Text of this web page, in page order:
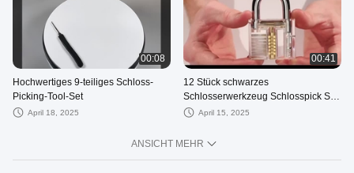
00:08
Hochwertiges 9-teiliges Schloss-
Picking-Tool-Set
April 18, 2025
00:41
12 Stück schwarzes
Schlosserwerkzeug Schlosspick Set
Transparentes Schlosspick-
April 15, 2025
ANSICHT MEHR